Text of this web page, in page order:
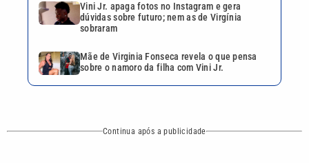
SBT na Região
CATEGORIAS
Cotidiano Esportes
NOS SIGA NAS